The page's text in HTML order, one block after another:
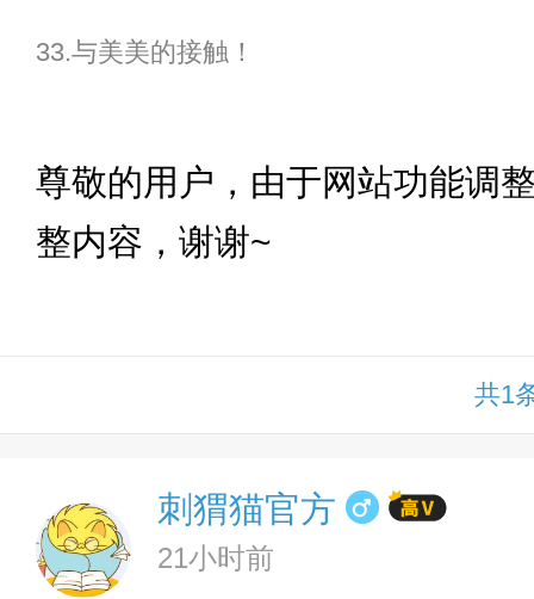
33.与美美的接触！
尊敬的用户，由于网站功能调
整内容，谢谢~
共1
刺猬猫官方
21小时前